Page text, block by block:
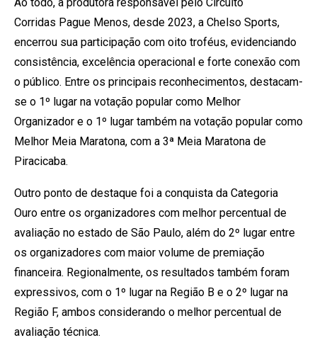
Corridas Pague Menos, desde 2023, a Chelso Sports,
encerrou sua participação com oito troféus, evidenciando
consistência, excelência operacional e forte conexão com
o público. Entre os principais reconhecimentos, destacam-
se o 1º lugar na votação popular como Melhor
Organizador e o 1º lugar também na votação popular como
Melhor Meia Maratona, com a 3ª Meia Maratona de
Piracicaba.
Outro ponto de destaque foi a conquista da Categoria
Ouro entre os organizadores com melhor percentual de
avaliação no estado de São Paulo, além do 2º lugar entre
os organizadores com maior volume de premiação
financeira. Regionalmente, os resultados também foram
expressivos, com o 1º lugar na Região B e o 2º lugar na
Região F, ambos considerando o melhor percentual de
avaliação técnica.